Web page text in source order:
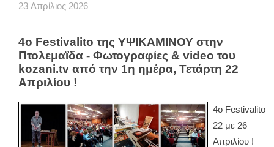
23 Απρίλιος 2026
4ο Festivalito της ΥΨΙΚΑΜΙΝΟΥ στην
Πτολεμαΐδα - Φωτογραφίες & video του
kozani.tv από την 1η ημέρα, Τετάρτη 22
Απριλίου !
4ο Festivalito
22 με 26
Απριλίου !